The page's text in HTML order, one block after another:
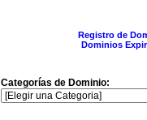
Registro de
Dominios
Categorías de Dominio: